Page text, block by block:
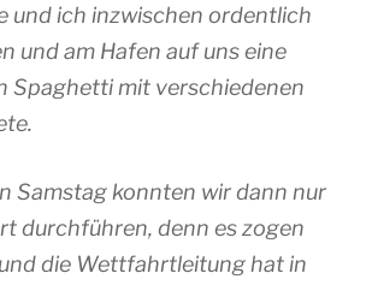
und ich inzwischen ordentlich
und am Hafen auf uns eine
Spaghetti mit verschiedenen
Samstag konnten wir dann nur
durchführen, denn es zogen
die Wettfahrtleitung hat in